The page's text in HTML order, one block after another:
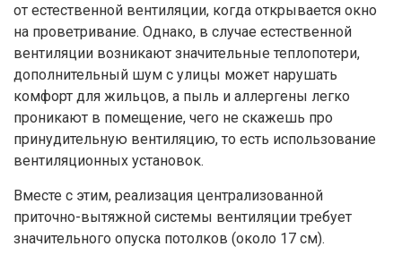
от естественной вентиляции, когда открывается окно
на проветривание. Однако, в случае естественной
вентиляции возникают значительные теплопотери,
дополнительный шум с улицы может нарушать
комфорт для жильцов, а пыль и аллергены легко
проникают в помещение, чего не скажешь про
принудительную вентиляцию, то есть использование
вентиляционных установок.
Вместе с этим, реализация централизованной
приточно-вытяжной системы вентиляции требует
значительного опуска потолков (около 17 см).